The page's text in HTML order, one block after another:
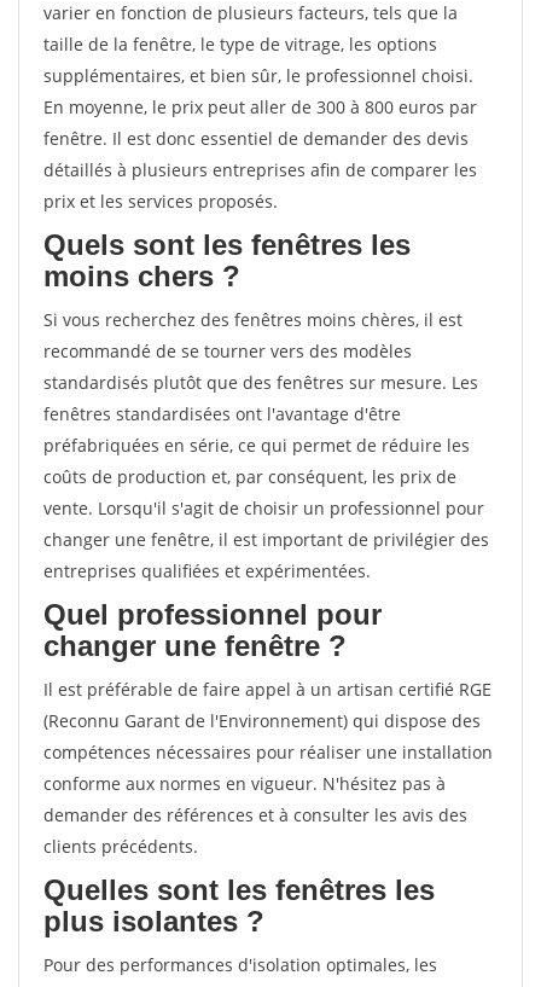
varier en fonction de plusieurs facteurs, tels que la
taille de la fenêtre, le type de vitrage, les options
supplémentaires, et bien sûr, le professionnel choisi.
En moyenne, le prix peut aller de 300 à 800 euros par
fenêtre. Il est donc essentiel de demander des devis
détaillés à plusieurs entreprises afin de comparer les
prix et les services proposés.
Quels sont les fenêtres les
moins chers ?
Si vous recherchez des fenêtres moins chères, il est
recommandé de se tourner vers des modèles
standardisés plutôt que des fenêtres sur mesure. Les
fenêtres standardisées ont l'avantage d'être
préfabriquées en série, ce qui permet de réduire les
coûts de production et, par conséquent, les prix de
vente. Lorsqu'il s'agit de choisir un professionnel pour
changer une fenêtre, il est important de privilégier des
entreprises qualifiées et expérimentées.
Quel professionnel pour
changer une fenêtre ?
Il est préférable de faire appel à un artisan certifié RGE
(Reconnu Garant de l'Environnement) qui dispose des
compétences nécessaires pour réaliser une installation
conforme aux normes en vigueur. N'hésitez pas à
demander des références et à consulter les avis des
clients précédents.
Quelles sont les fenêtres les
plus isolantes ?
Pour des performances d'isolation optimales, les